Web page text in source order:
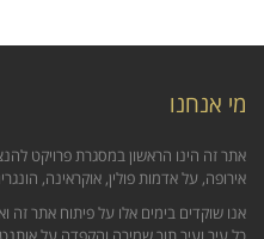
מי אנחנו
אתר זה הינו הראשון במסגרת פרויקט
אירופה, על אדמות פולין, אוקראינה,
אנו שוקדים בימים אלו על פיתוח אתר זה